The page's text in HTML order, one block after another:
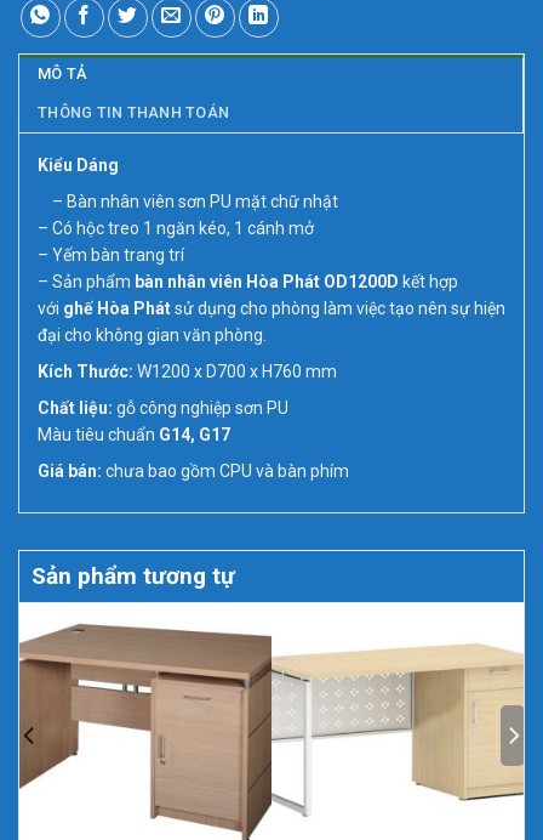
MÔ TẢ
THÔNG TIN THANH TOÁN
Kiểu Dáng
– Bàn nhân viên sơn PU mặt chữ nhật
– Có hộc treo 1 ngăn kéo, 1 cánh mở
– Yếm bàn trang trí
– Sản phẩm bàn nhân viên Hòa Phát OD1200D kết hợp
với ghế Hòa Phátsử dụng cho phòng làm việc tạo nên sự hiện
đại cho không gian văn phòng.
Kích Thước: W1200 x D700 x H760 mm
Chất liệu: gỗ công nghiệp sơn PU
Màu tiêu chuẩn G14, G17
Giá bán: chưa bao gồm CPU và bàn phím
Sản phẩm tương tự